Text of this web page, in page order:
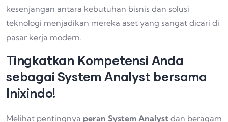
kesenjangan antara kebutuhan bisnis dan solusi
teknologi menjadikan mereka aset yang sangat dicari di
pasar kerja modern.
Tingkatkan Kompetensi Anda
sebagai System Analyst bersama
Inixindo!
Melihat pentingnya peran System Analyst dan beragam